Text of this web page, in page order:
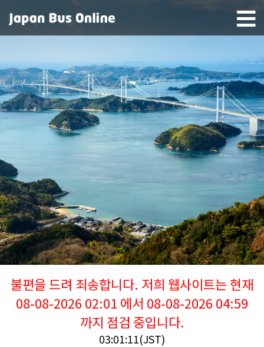
불편을 드려 죄송합니다. 저희 웹사이트는 현재
08-08-2026 02:01 에서 08-08-2026 04:59
까지 점검 중입니다.
03:01:11(JST)